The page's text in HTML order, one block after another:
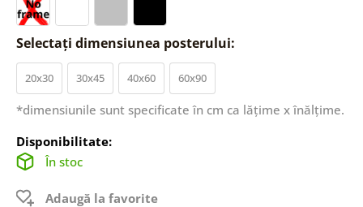
Selectați dimensiunea posterului:
20x30 30x45 40x60 60x90
*dimensiunile sunt specificate în cm ca lățime x înălțime.
Disponibilitate:
În stoc
Adaugă la favorite